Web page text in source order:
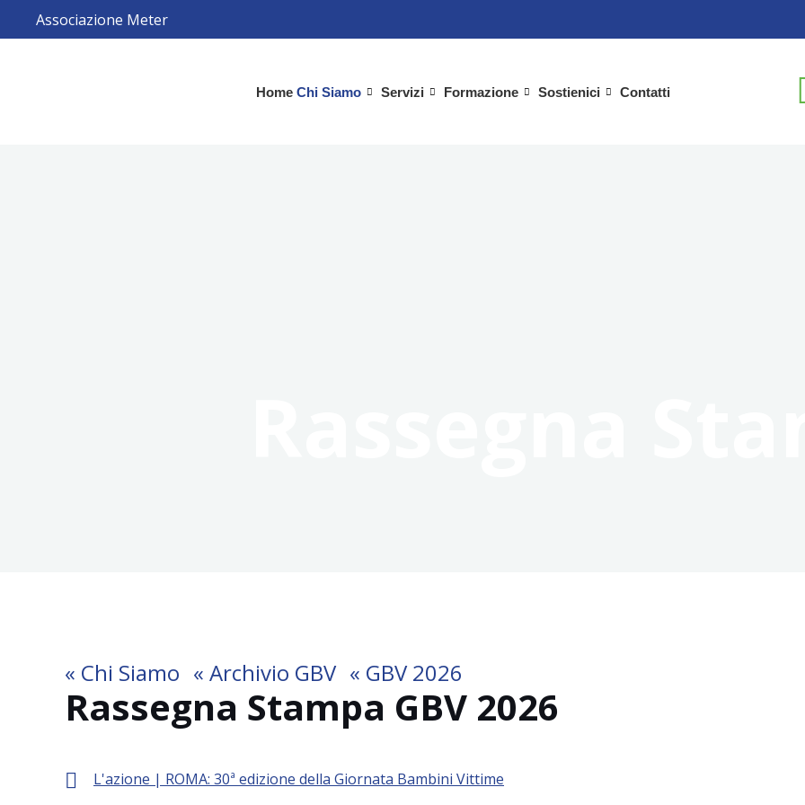
al
Associazione Meter
Home Chi Siamo Servizi Formazione Sostienici Contatti
« Chi Siamo « Archivio GBV « GBV 2026
Rassegna Stampa GBV 2026
L'azione | ROMA: 30ª edizione della Giornata Bambini Vittime